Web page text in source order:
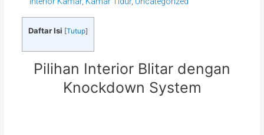
Daftar Isi [Tutup]
Pilihan Interior Blitar dengan
Knockdown System